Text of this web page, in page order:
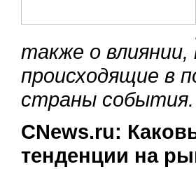
также о
происходящие в
страны события.
CNews.ru:
тенденции на